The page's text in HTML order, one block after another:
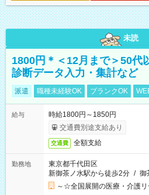
未読
1800円＊＜12月まで＞50代
診断データ入力・集計など
派遣 職種未経験OK ブランクOK
給与
時給1800円～1850円
交通費別途支給あり
交通費 全額支給
勤務地
東京都千代田区
新御茶ノ水駅から徒歩2分 / 御
～☆全国展開の医療・介護